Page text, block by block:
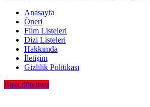
Anasayfa
Öneri
Film Listeleri
Dizi Listeleri
Hakkımda
İletişim
Gizlilik Politikası
Başa dön tuşu